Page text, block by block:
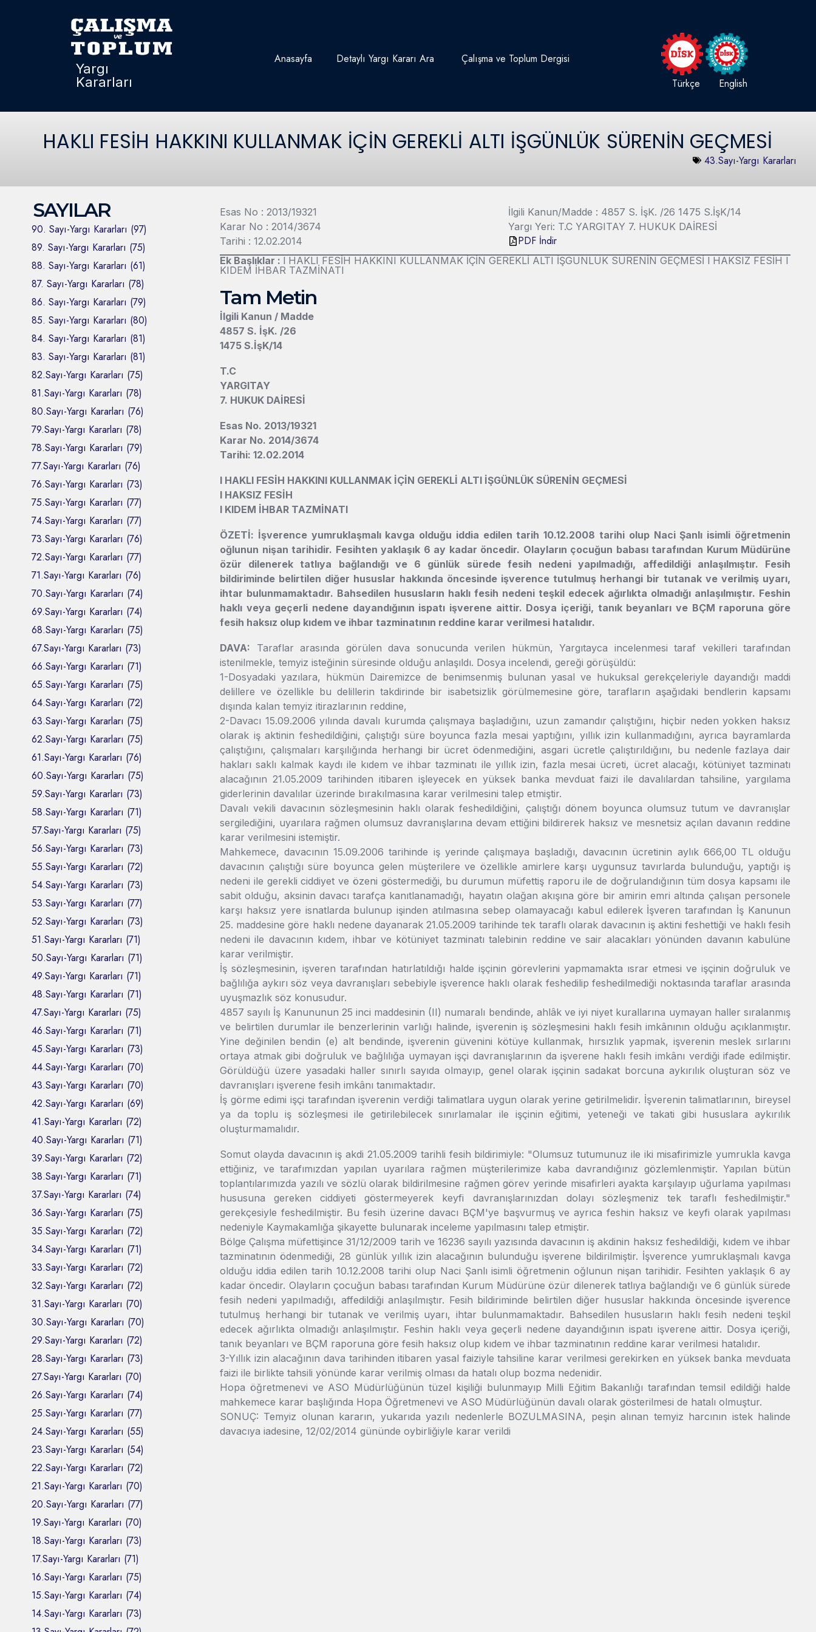
Yargı
Kararları
Anasayfa Detaylı Yargı Kararı Ara
Çalışma ve Toplum Dergisi
Türkçe
English
HAKLI FESİH HAKKINI KULLANMAK İÇİN GEREKLİ ALTI İŞGÜNLÜK SÜRENİN GEÇMESİ
43.Sayı-Yargı Kararları
SAYILAR
90. Sayı-Yargı Kararları (97)
89. Sayı-Yargı Kararları (75)
88. Sayı-Yargı Kararları (61)
87. Sayı-Yargı Kararları (78)
86. Sayı-Yargı Kararları (79)
85. Sayı-Yargı Kararları (80)
84. Sayı-Yargı Kararları (81)
83. Sayı-Yargı Kararları (81)
82.Sayı-Yargı Kararları (75)
81.Sayı-Yargı Kararları (78)
80.Sayı-Yargı Kararları (76)
79.Sayı-Yargı Kararları (78)
78.Sayı-Yargı Kararları (79)
77.Sayı-Yargı Kararları (76)
76.Sayı-Yargı Kararları (73)
75.Sayı-Yargı Kararları (77)
74.Sayı-Yargı Kararları (77)
73.Sayı-Yargı Kararları (76)
72.Sayı-Yargı Kararları (77)
71.Sayı-Yargı Kararları (76)
70.Sayı-Yargı Kararları (74)
69.Sayı-Yargı Kararları (74)
68.Sayı-Yargı Kararları (75)
67.Sayı-Yargı Kararları (73)
66.Sayı-Yargı Kararları (71)
65.Sayı-Yargı Kararları (75)
64.Sayı-Yargı Kararları (72)
63.Sayı-Yargı Kararları (75)
62.Sayı-Yargı Kararları (75)
61.Sayı-Yargı Kararları (76)
60.Sayı-Yargı Kararları (75)
59.Sayı-Yargı Kararları (73)
58.Sayı-Yargı Kararları (71)
57.Sayı-Yargı Kararları (75)
56.Sayı-Yargı Kararları (73)
55.Sayı-Yargı Kararları (72)
54.Sayı-Yargı Kararları (73)
53.Sayı-Yargı Kararları (77)
52.Sayı-Yargı Kararları (73)
51.Sayı-Yargı Kararları (71)
50.Sayı-Yargı Kararları (71)
49.Sayı-Yargı Kararları (71)
48.Sayı-Yargı Kararları (71)
47.Sayı-Yargı Kararları (75)
46.Sayı-Yargı Kararları (71)
45.Sayı-Yargı Kararları (73)
44.Sayı-Yargı Kararları (70)
43.Sayı-Yargı Kararları (70)
42.Sayı-Yargı Kararları (69)
41.Sayı-Yargı Kararları (72)
40.Sayı-Yargı Kararları (71)
39.Sayı-Yargı Kararları (72)
38.Sayı-Yargı Kararları (71)
37.Sayı-Yargı Kararları (74)
36.Sayı-Yargı Kararları (75)
35.Sayı-Yargı Kararları (72)
34.Sayı-Yargı Kararları (71)
33.Sayı-Yargı Kararları (72)
32.Sayı-Yargı Kararları (72)
31.Sayı-Yargı Kararları (70)
30.Sayı-Yargı Kararları (70)
29.Sayı-Yargı Kararları (72)
28.Sayı-Yargı Kararları (73)
27.Sayı-Yargı Kararları (70)
26.Sayı-Yargı Kararları (74)
25.Sayı-Yargı Kararları (77)
24.Sayı-Yargı Kararları (55)
23.Sayı-Yargı Kararları (54)
22.Sayı-Yargı Kararları (72)
21.Sayı-Yargı Kararları (70)
20.Sayı-Yargı Kararları (77)
19.Sayı-Yargı Kararları (70)
18.Sayı-Yargı Kararları (73)
17.Sayı-Yargı Kararları (71)
16.Sayı-Yargı Kararları (75)
15.Sayı-Yargı Kararları (74)
14.Sayı-Yargı Kararları (73)
Esas No : 2013/19321
Karar No : 2014/3674
Tarihi : 12.02.2014
İlgili Kanun/Madde : 4857 S. İşK. /26 1475 S.İşK/14
Yargı Yeri: T.C YARGITAY 7. HUKUK DAİRESİ
PDF İndir
Ek Başlıklar : l HAKLI FESİH HAKKINI KULLANMAK İÇİN GEREKLİ ALTI İŞGÜNLÜK SÜRENİN GEÇMESİ l HAKSIZ FESİH l
KIDEM İHBAR TAZMİNATI
Tam Metin
İlgili Kanun / Madde
4857 S. İşK. /26
1475 S.İşK/14
T.C
YARGITAY
7. HUKUK DAİRESİ
Esas No. 2013/19321
Karar No. 2014/3674
Tarihi: 12.02.2014
l HAKLI FESİH HAKKINI KULLANMAK İÇİN GEREKLİ ALTI İŞGÜNLÜK SÜRENİN GEÇMESİ
l HAKSIZ FESİH
l KIDEM İHBAR TAZMİNATI
ÖZETİ: İşverence yumruklaşmalı kavga olduğu iddia edilen tarih 10.12.2008 tarihi olup Naci Şanlı isimli öğretmenin
oğlunun nişan tarihidir. Fesihten yaklaşık 6 ay kadar öncedir. Olayların çocuğun babası tarafından Kurum Müdürüne
özür dilenerek tatlıya bağlandığı ve 6 günlük sürede fesih nedeni yapılmadığı, affedildiği anlaşılmıştır. Fesih
bildiriminde belirtilen diğer hususlar hakkında öncesinde işverence tutulmuş herhangi bir tutanak ve verilmiş uyarı,
ihtar bulunmamaktadır. Bahsedilen hususların haklı fesih nedeni teşkil edecek ağırlıkta olmadığı anlaşılmıştır. Feshin
haklı veya geçerli nedene dayandığının ispatı işverene aittir. Dosya içeriği, tanık beyanları ve BÇM raporuna göre
fesih haksız olup kıdem ve ihbar tazminatının reddine karar verilmesi hatalıdır.
DAVA: Taraflar arasında görülen dava sonucunda verilen hükmün, Yargıtayca incelenmesi taraf vekilleri tarafından
istenilmekle, temyiz isteğinin süresinde olduğu anlaşıldı. Dosya incelendi, gereği görüşüldü:
1-Dosyadaki yazılara, hükmün Dairemizce de benimsenmiş bulunan yasal ve hukuksal gerekçeleriyle dayandığı maddi
delillere ve özellikle bu delillerin takdirinde bir isabetsizlik görülmemesine göre, tarafların aşağıdaki bendlerin kapsamı
dışında kalan temyiz itirazlarının reddine,
2-Davacı 15.09.2006 yılında davalı kurumda çalışmaya başladığını, uzun zamandır çalıştığını, hiçbir neden yokken haksız
olarak iş aktinin feshedildiğini, çalıştığı süre boyunca fazla mesai yaptığını, yıllık izin kullanmadığını, ayrıca bayramlarda
çalıştığını, çalışmaları karşılığında herhangi bir ücret ödenmediğini, asgari ücretle çalıştırıldığını, bu nedenle fazlaya dair
hakları saklı kalmak kaydı ile kıdem ve ihbar tazminatı ile yıllık izin, fazla mesai ücreti, ücret alacağı, kötüniyet tazminatı
alacağının 21.05.2009 tarihinden itibaren işleyecek en yüksek banka mevduat faizi ile davalılardan tahsiline, yargılama
giderlerinin davalılar üzerinde bırakılmasına karar verilmesini talep etmiştir.
Davalı vekili davacının sözleşmesinin haklı olarak feshedildiğini, çalıştığı dönem boyunca olumsuz tutum ve davranışlar
sergilediğini, uyarılara rağmen olumsuz davranışlarına devam ettiğini bildirerek haksız ve mesnetsiz açılan davanın reddine
karar verilmesini istemiştir.
Mahkemece, davacının 15.09.2006 tarihinde iş yerinde çalışmaya başladığı, davacının ücretinin aylık 666,00 TL olduğu
davacının çalıştığı süre boyunca gelen müşterilere ve özellikle amirlere karşı uygunsuz tavırlarda bulunduğu, yaptığı iş
nedeni ile gerekli ciddiyet ve özeni göstermediği, bu durumun müfettiş raporu ile de doğrulandığının tüm dosya kapsamı ile
sabit olduğu, aksinin davacı tarafça kanıtlanamadığı, hayatın olağan akışına göre bir amirin emri altında çalışan personele
karşı haksız yere isnatlarda bulunup işinden atılmasına sebep olamayacağı kabul edilerek İşveren tarafından İş Kanunun
25. maddesine göre haklı nedene dayanarak 21.05.2009 tarihinde tek taraflı olarak davacının iş aktini feshettiği ve haklı fesih
nedeni ile davacının kıdem, ihbar ve kötüniyet tazminatı talebinin reddine ve sair alacakları yönünden davanın kabulüne
karar verilmiştir.
İş sözleşmesinin, işveren tarafından hatırlatıldığı halde işçinin görevlerini yapmamakta ısrar etmesi ve işçinin doğruluk ve
bağlılığa aykırı söz veya davranışları sebebiyle işverence haklı olarak feshedilip feshedilmediği noktasında taraflar arasında
uyuşmazlık söz konusudur.
4857 sayılı İş Kanununun 25 inci maddesinin (II) numaralı bendinde, ahlâk ve iyi niyet kurallarına uymayan haller sıralanmış
ve belirtilen durumlar ile benzerlerinin varlığı halinde, işverenin iş sözleşmesini haklı fesih imkânının olduğu açıklanmıştır.
Yine değinilen bendin (e) alt bendinde, işverenin güvenini kötüye kullanmak, hırsızlık yapmak, işverenin meslek sırlarını
ortaya atmak gibi doğruluk ve bağlılığa uymayan işçi davranışlarının da işverene haklı fesih imkânı verdiği ifade edilmiştir.
Görüldüğü üzere yasadaki haller sınırlı sayıda olmayıp, genel olarak işçinin sadakat borcuna aykırılık oluşturan söz ve
davranışları işverene fesih imkânı tanımaktadır.
İş görme edimi işçi tarafından işverenin verdiği talimatlara uygun olarak yerine getirilmelidir. İşverenin talimatlarının, bireysel
ya da toplu iş sözleşmesi ile getirilebilecek sınırlamalar ile işçinin eğitimi, yeteneği ve takati gibi hususlara aykırılık
oluşturmamalıdır.
Somut olayda davacının iş akdi 21.05.2009 tarihli fesih bildirimiyle: "Olumsuz tutumunuz ile iki misafirimizle yumrukla kavga
ettiğiniz, ve tarafımızdan yapılan uyarılara rağmen müşterilerimize kaba davrandığınız gözlemlenmiştir. Yapılan bütün
toplantılarımızda yazılı ve sözlü olarak bildirilmesine rağmen görev yerinde misafirleri ayakta karşılayıp uğurlama yapılması
hususuna gereken ciddiyeti göstermeyerek keyfi davranışlarınızdan dolayı sözleşmeniz tek taraflı feshedilmiştir."
gerekçesiyle feshedilmiştir. Bu fesih üzerine davacı BÇM'ye başvurmuş ve ayrıca feshin haksız ve keyfi olarak yapılması
nedeniyle Kaymakamlığa şikayette bulunarak inceleme yapılmasını talep etmiştir.
Bölge Çalışma müfettişince 31/12/2009 tarih ve 16236 sayılı yazısında davacının iş akdinin haksız feshedildiği, kıdem ve ihbar
tazminatının ödenmediği, 28 günlük yıllık izin alacağının bulunduğu işverene bildirilmiştir. İşverence yumruklaşmalı kavga
olduğu iddia edilen tarih 10.12.2008 tarihi olup Naci Şanlı isimli öğretmenin oğlunun nişan tarihidir. Fesihten yaklaşık 6 ay
kadar öncedir. Olayların çocuğun babası tarafından Kurum Müdürüne özür dilenerek tatlıya bağlandığı ve 6 günlük sürede
fesih nedeni yapılmadığı, affedildiği anlaşılmıştır. Fesih bildiriminde belirtilen diğer hususlar hakkında öncesinde işverence
tutulmuş herhangi bir tutanak ve verilmiş uyarı, ihtar bulunmamaktadır. Bahsedilen hususların haklı fesih nedeni teşkil
edecek ağırlıkta olmadığı anlaşılmıştır. Feshin haklı veya geçerli nedene dayandığının ispatı işverene aittir. Dosya içeriği,
tanık beyanları ve BÇM raporuna göre fesih haksız olup kıdem ve ihbar tazminatının reddine karar verilmesi hatalıdır.
3-Yıllık izin alacağının dava tarihinden itibaren yasal faiziyle tahsiline karar verilmesi gerekirken en yüksek banka mevduata
faizi ile birlikte tahsili yönünde karar verilmiş olması da hatalı olup bozma nedenidir.
Hopa öğretmenevi ve ASO Müdürlüğünün tüzel kişiliği bulunmayıp Milli Eğitim Bakanlığı tarafından temsil edildiği halde
mahkemece karar başlığında Hopa Öğretmenevi ve ASO Müdürlüğünün davalı olarak gösterilmesi de hatalı olmuştur.
SONUÇ: Temyiz olunan kararın, yukarıda yazılı nedenlerle BOZULMASINA, peşin alınan temyiz harcının istek halinde
davacıya iadesine, 12/02/2014 gününde oybirliğiyle karar verildi